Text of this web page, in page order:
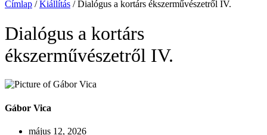
Címlap /Kiállítás /Dialógus a kortárs ékszerművészetről IV.
Dialógus a kortárs
ékszerművészetről IV.
Gábor Vica
május 12, 2026